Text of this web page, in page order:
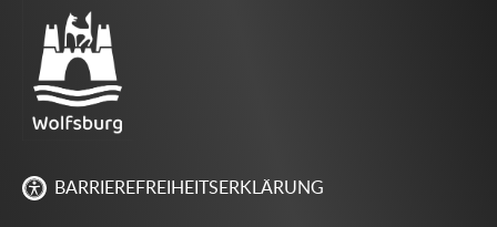
BARRIEREFREIHEITSERKLÄRUNG